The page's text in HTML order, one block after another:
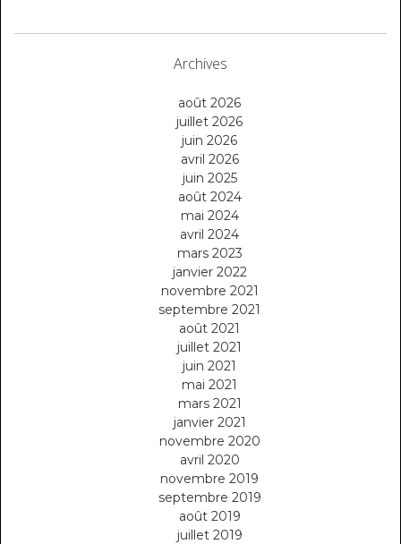
Archives
août 2026
juillet 2026
juin 2026
avril 2026
juin 2025
août 2024
mai 2024
avril 2024
mars 2023
janvier 2022
novembre 2021
septembre 2021
août 2021
juillet 2021
juin 2021
mai 2021
mars 2021
janvier 2021
novembre 2020
avril 2020
novembre 2019
septembre 2019
août 2019
juillet 2019